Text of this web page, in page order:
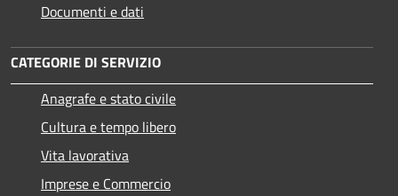
Documenti e dati
CATEGORIE DI SERVIZIO
Anagrafe e stato civile
Cultura e tempo libero
Vita lavorativa
Imprese e Commercio